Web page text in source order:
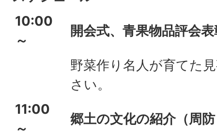
10:00
～
開会式、青果物品評会
野菜作り名人が育てた
さい。
11:00
～
郷土の文化の紹介（周